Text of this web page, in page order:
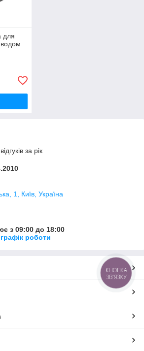
для
за рік
1, Київ, Україна
з 09:00 до 18:00
роботи
КНОПКА
ЗВ'ЯЗКУ